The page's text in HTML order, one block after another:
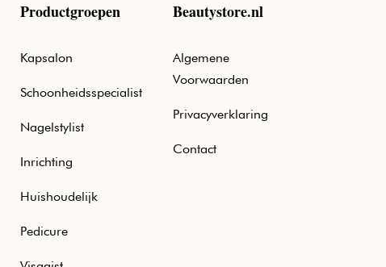
Productgroepen
Kapsalon
Schoonheidsspecialist
Nagelstylist
Inrichting
Huishoudelijk
Pedicure
Beautystore.nl
Algemene
Voorwaarden
Privacyverklaring
Contact